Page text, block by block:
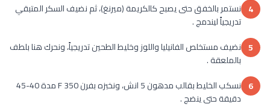
4 نستمر بالخفق حتى يصبح كالكريمة (ميرنغ)، ثم نضيف السكر المتبقي
تدريجياً ليندمج .
5 نضيف مستخلص الفانيليا واللوز وخليط الطحين تدريجياً، ونحرك هنا بلطف
بالملعقة .
6
نسكب الخليط بقالب مدهون 5 انش، ونخبزه بفرن 350 F مدة 40-45
دقيقة حتى ينضج .